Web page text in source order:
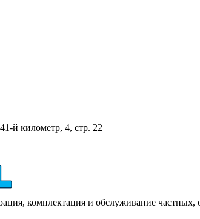
й километр, 4, стр. 22
комплектация и обслуживание